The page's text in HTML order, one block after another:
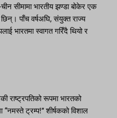
सीमामा भारतीय झण्डा बोकेर एक
पाँच वर्षअघि, संयुक्त राज्य
भारतमा स्वागत गरिँदै थियो र
राष्ट्रपतिको रूपमा भारतको
“नमस्ते ट्रम्प!” शीर्षकको विशाल